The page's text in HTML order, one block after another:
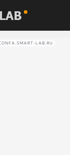
LAB.RU